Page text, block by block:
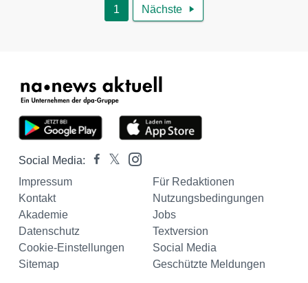
1 Nächste 
Social Media:
Impressum
Für Redaktionen
Kontakt
Nutzungsbedingungen
Akademie
Jobs
Datenschutz
Textversion
Cookie-Einstellungen
Social Media
Sitemap
Geschützte Meldungen